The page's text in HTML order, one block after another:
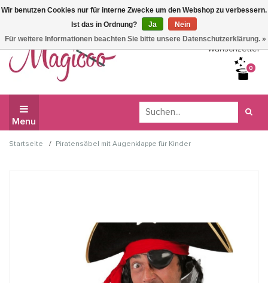
Wir haben Betriebsferien, daher können Sie derzeit nicht
bestellen.
Wunschzettel
0
Menu
Startseite / Piratensäbel mit Augenklappe für Kinder
Wir benutzen Cookies nur für interne Zwecke um den Webshop zu verbessern.
Ist das in Ordnung?
Ja
Nein
Für weitere Informationen beachten Sie bitte unsere Datenschutzerklärung. »